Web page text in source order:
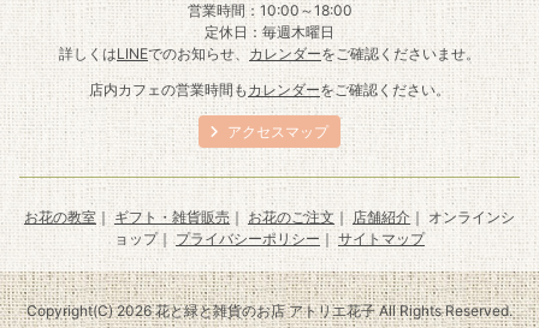
営業時間：10:00～18:00
定休日：毎週木曜日
詳しくはLINEでのお知らせ、カレンダーをご確認くださいませ。
店内カフェの営業時間もカレンダーをご確認ください。
アクセスマップ
お花の教室 ｜ギフト・雑貨販売｜ お花のご注文 ｜ 店舗紹介｜ オンラインシ
ョップ｜プライバシーポリシー ｜サイトマップ
Copyright(C) 2026 花と緑と雑貨のお店 アトリエ花子 All Rights Reserved.